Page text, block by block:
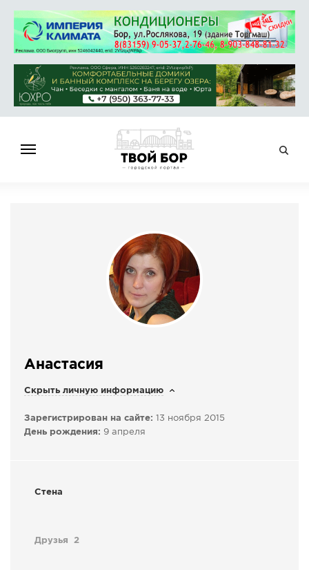
ОБЪЯВЛЕНИЯ
КОНКУРСЫ
СТАТЬИ
ГОЛОСОВАНИЯ
ПРЕДЛОЖИТЬ НОВОСТЬ
Анастасия
Скрыть личную информацию
Зарегистрирован на сайте: 13 ноября 2015
День рождения: 9 апреля
Стена
Друзья 2